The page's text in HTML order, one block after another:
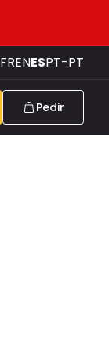
FRENESPT-PT
Pedir